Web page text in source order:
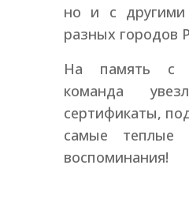
но и с
разных городов
На память с
команда
сертификаты,
самые теплые
воспоминания!